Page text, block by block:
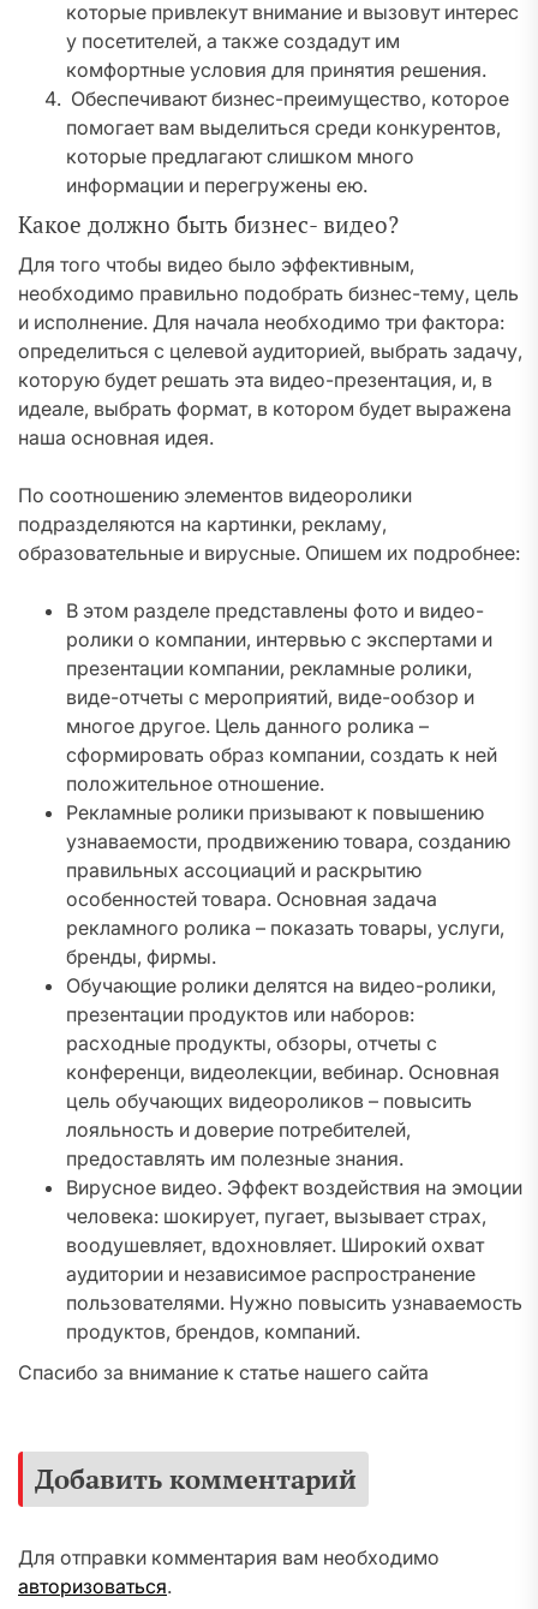
которые привлекут внимание и вызовут интерес
у посетителей, а также создадут им
комфортные условия для принятия решения.
Обеспечивают бизнес-преимущество, которое
помогает вам выделиться среди конкурентов,
которые предлагают слишком много
информации и перегружены ею.
Какое должно быть бизнес- видео?
Для того чтобы видео было эффективным,
необходимо правильно подобрать бизнес-тему, цель
и исполнение. Для начала необходимо три фактора:
определиться с целевой аудиторией, выбрать задачу,
которую будет решать эта видео-презентация, и, в
идеале, выбрать формат, в котором будет выражена
наша основная идея.
По соотношению элементов видеоролики
подразделяются на картинки, рекламу,
образовательные и вирусные. Опишем их подробнее:
В этом разделе представлены фото и видео-
ролики о компании, интервью с экспертами и
презентации компании, рекламные ролики,
виде-отчеты с мероприятий, виде-ообзор и
многое другое. Цель данного ролика –
сформировать образ компании, создать к ней
положительное отношение.
Рекламные ролики призывают к повышению
узнаваемости, продвижению товара, созданию
правильных ассоциаций и раскрытию
особенностей товара. Основная задача
рекламного ролика – показать товары, услуги,
бренды, фирмы.
Обучающие ролики делятся на видео-ролики,
презентации продуктов или наборов:
расходные продукты, обзоры, отчеты с
конференци, видеолекции, вебинар. Основная
цель обучающих видеороликов – повысить
лояльность и доверие потребителей,
предоставлять им полезные знания.
Вирусное видео. Эффект воздействия на эмоции
человека: шокирует, пугает, вызывает страх,
воодушевляет, вдохновляет. Широкий охват
аудитории и независимое распространение
пользователями. Нужно повысить узнаваемость
продуктов, брендов, компаний.
Спасибо за внимание к статье нашего сайта
Добавить комментарий
Для отправки комментария вам необходимо
авторизоваться.